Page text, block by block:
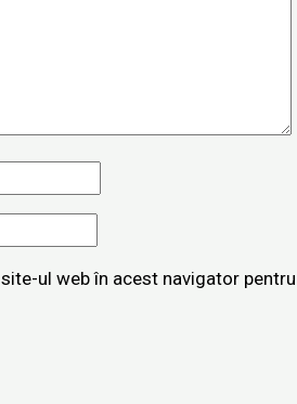
ul web în acest navigator